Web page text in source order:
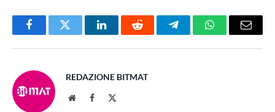
FacebookTwitter LinkedInReddit TelegramWhatsAppEmail
REDAZIONE BITMAT
WebsiteFacebook